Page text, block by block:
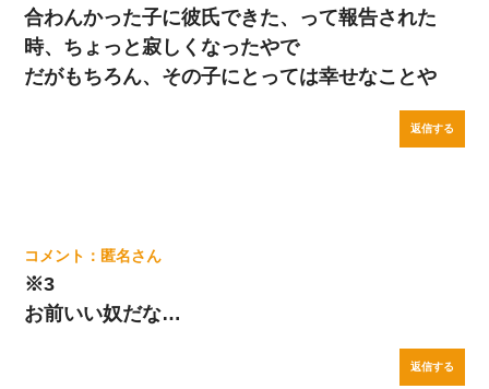
合わんかった子に彼氏できた、って報告された
時、ちょっと寂しくなったやで
だがもちろん、その子にとっては幸せなことや
返信する
匿名
※3
お前いい奴だな…
返信する